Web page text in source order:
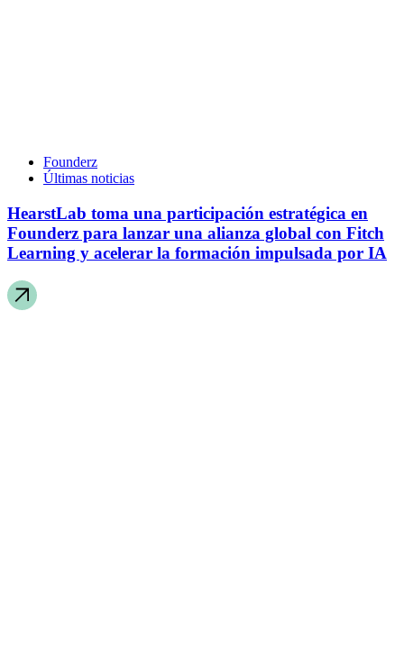
Founderz
Últimas noticias
HearstLab toma una participación estratégica en
Founderz para lanzar una alianza global con Fitch
Learning y acelerar la formación impulsada por IA